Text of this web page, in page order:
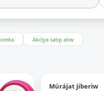
Akciya satıp alıw
Múrájat jiberiw